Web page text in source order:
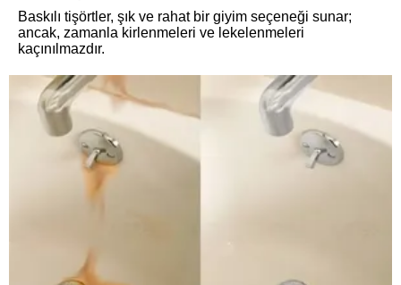
Baskılı tişörtler, şık ve rahat bir giyim seçeneği sunar;
ancak, zamanla kirlenmeleri ve lekelenmeleri
kaçınılmazdır.